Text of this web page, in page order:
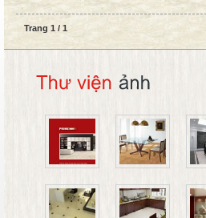
Trang 1 / 1